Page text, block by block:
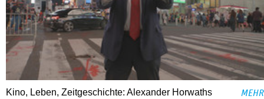
Kino, Leben, Zeitgeschichte: Alexander Horwaths
MEHR